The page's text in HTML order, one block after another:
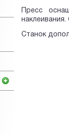
Пресс
Станок